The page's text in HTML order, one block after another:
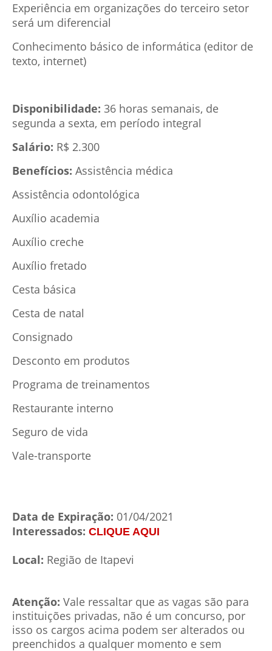
Experiência em organizações do terceiro setor
será um diferencial
Conhecimento básico de informática (editor de
texto, internet)
Disponibilidade: 36 horas semanais, de
segunda a sexta, em período integral
Salário: R$ 2.300
Benefícios: Assistência médica
Assistência odontológica
Auxílio academia
Auxílio creche
Auxílio fretado
Cesta básica
Cesta de natal
Consignado
Desconto em produtos
Programa de treinamentos
Restaurante interno
Seguro de vida
Vale-transporte
Data de Expiração: 01/04/2021
Interessados: CLIQUE AQUI
Local: Região de Itapevi
Atenção: Vale ressaltar que as vagas são para
instituições privadas, não é um concurso, por
isso os cargos acima podem ser alterados ou
preenchidos a qualquer momento e sem